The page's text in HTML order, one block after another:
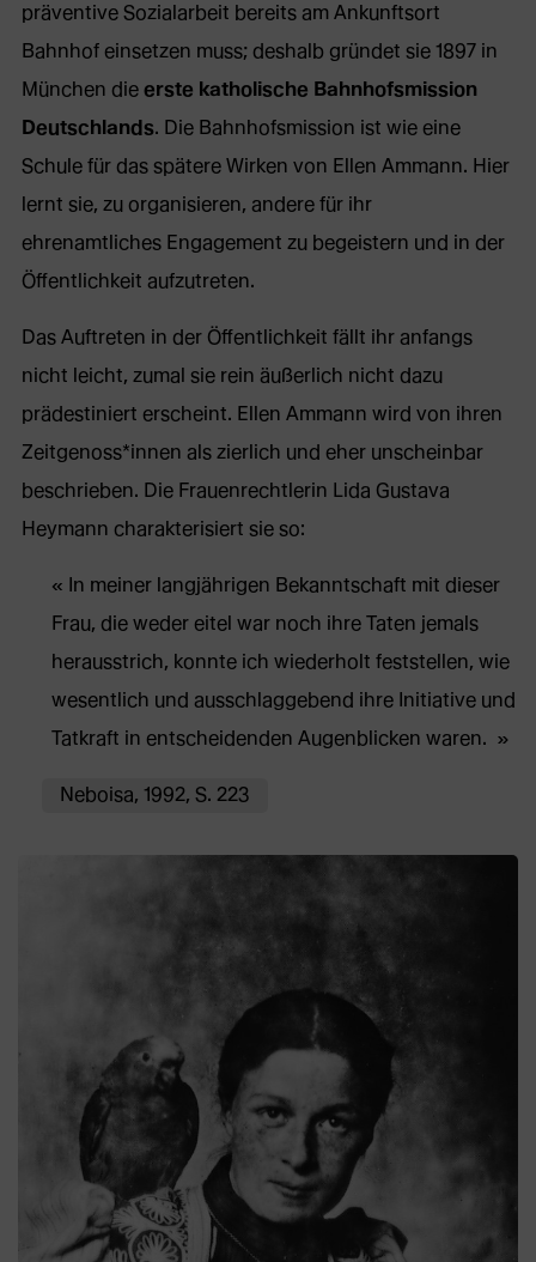
präventive Sozialarbeit bereits am Ankunftsort
Bahnhof einsetzen muss; deshalb gründet sie 1897 in
München die erste katholische Bahnhofsmission
Deutschlands. Die Bahnhofsmission ist wie eine
Schule für das spätere Wirken von Ellen Ammann. Hier
lernt sie, zu organisieren, andere für ihr
ehrenamtliches Engagement zu begeistern und in der
Öffentlichkeit aufzutreten.
Das Auftreten in der Öffentlichkeit fällt ihr anfangs
nicht leicht, zumal sie rein äußerlich nicht dazu
prädestiniert erscheint. Ellen Ammann wird von ihren
Zeitgenoss*innen als zierlich und eher unscheinbar
beschrieben. Die Frauenrechtlerin Lida Gustava
Heymann charakterisiert sie so:
In meiner langjährigen Bekanntschaft mit dieser
Frau, die weder eitel war noch ihre Taten jemals
herausstrich, konnte ich wiederholt feststellen, wie
wesentlich und ausschlaggebend ihre Initiative und
Tatkraft in entscheidenden Augenblicken waren.
Neboisa, 1992, S. 223